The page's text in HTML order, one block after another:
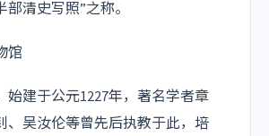
清史写照”之称。
馆
始建于公元1227年，著名学者章
、吴汝伦等曾先后执教于此，培